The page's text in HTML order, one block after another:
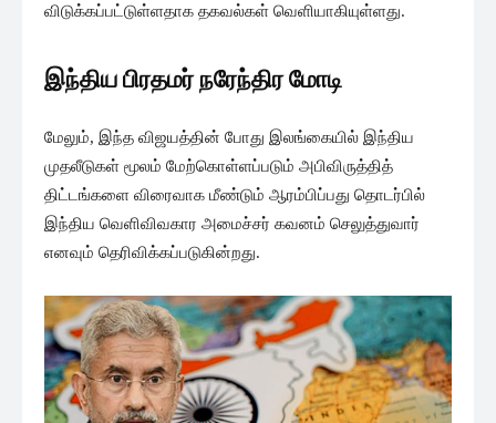
விடுக்கப்பட்டுள்ளதாக தகவல்கள் வெளியாகியுள்ளது.
இந்திய பிரதமர் நரேந்திர மோடி
மேலும், இந்த விஜயத்தின் போது இலங்கையில் இந்திய
முதலீடுகள் மூலம் மேற்கொள்ளப்படும் அபிவிருத்தித்
திட்டங்களை விரைவாக மீண்டும் ஆரம்பிப்பது தொடர்பில்
இந்திய வெளிவிவகார அமைச்சர் கவனம் செலுத்துவார்
எனவும் தெரிவிக்கப்படுகின்றது.